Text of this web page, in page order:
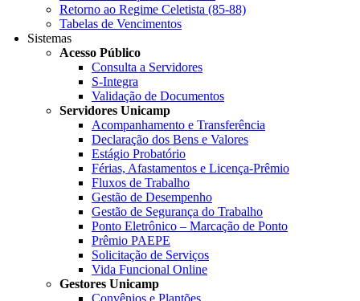
Retorno ao Regime Celetista (85-88)
Tabelas de Vencimentos
Sistemas
Acesso Público
Consulta a Servidores
S-Integra
Validação de Documentos
Servidores Unicamp
Acompanhamento e Transferência
Declaração dos Bens e Valores
Estágio Probatório
Férias, Afastamentos e Licença-Prêmio
Fluxos de Trabalho
Gestão de Desempenho
Gestão de Segurança do Trabalho
Ponto Eletrônico – Marcação de Ponto
Prêmio PAEPE
Solicitação de Serviços
Vida Funcional Online
Gestores Unicamp
Convênios e Plantões